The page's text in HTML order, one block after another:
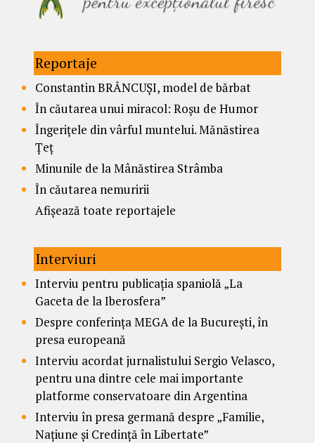
Reportaje
Constantin BRÂNCUȘI, model de bărbat
În căutarea unui miracol: Roșu de Humor
Îngerițele din vârful muntelui. Mănăstirea
Țeț
Minunile de la Mânăstirea Strâmba
În căutarea nemuririi
Afișează toate reportajele
Interviuri
Interviu pentru publicația spaniolă „La
Gaceta de la Iberosfera”
Despre conferința MEGA de la București, în
presa europeană
Interviu acordat jurnalistului Sergio Velasco,
pentru una dintre cele mai importante
platforme conservatoare din Argentina
Interviu în presa germană despre „Familie,
Națiune și Credință în Libertate”